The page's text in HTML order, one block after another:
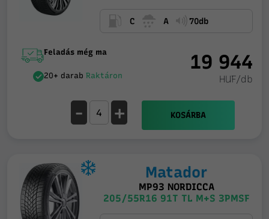
C A 70db
Feladás még ma
20+ darabRaktáron
19 944
HUF/db
- + KOSÁRBA
Matador
MP93 NORDICCA
205/55R16 91T TL M+S 3PMSF